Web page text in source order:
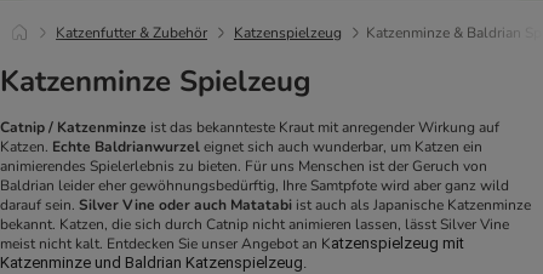
Katzenfutter & Zubehör Katzenspielzeug Katzenminze & Baldrian
Katzenminze Spielzeug
Catnip / Katzenminze ist das bekannteste Kraut mit anregender Wirkung auf
Katzen. Echte Baldrianwurzeleignet sich auch wunderbar, um Katzen ein
animierendes Spielerlebnis zu bieten. Für uns Menschen ist der Geruch von
Baldrian leider eher gewöhnungsbedürftig, Ihre Samtpfote wird aber ganz wild
darauf sein. Silver Vine oder auch Matatabi ist auch als Japanische Katzenminze
bekannt. Katzen, die sich durch Catnip nicht animieren lassen, lässt Silver Vine
meist nicht kalt. Entdecken Sie unser Angebot an Katzenspielzeug mit
Katzenminze und Baldrian Katzenspielzeug.